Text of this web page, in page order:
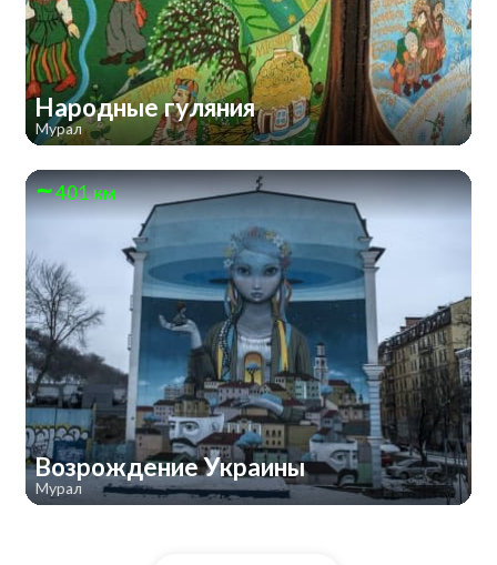
Народные гуляния
Мурал
401 км
Возрождение Украины
Мурал